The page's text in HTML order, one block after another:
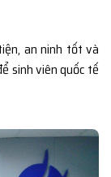
an ninh tốt và
sinh viên quốc tế